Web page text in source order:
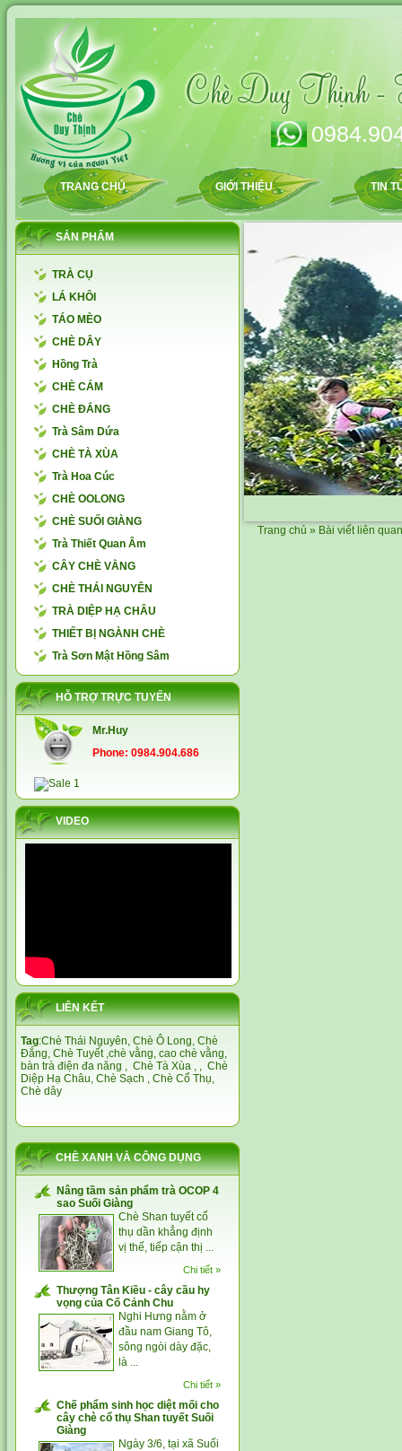
TRANG CHỦ GIỚI THIỆU TIN
SẢN PHẨM
TRÀ CỤ
LÁ KHÔI
TÁO MÈO
CHÈ DÂY
Hồng Trà
CHÈ CÁM
CHÈ ĐẮNG
Trà Sâm Dứa
CHÈ TÀ XÙA
Trà Hoa Cúc
CHÈ OOLONG
CHÈ SUỐI GIÀNG
Trà Thiết Quan Âm
CÂY CHÈ VẰNG
CHÈ THÁI NGUYÊN
TRÀ DIỆP HẠ CHÂU
THIẾT BỊ NGÀNH CHÈ
Trà Sơn Mật Hồng Sâm
HỖ TRỢ TRỰC TUYẾN
Mr.Huy
Phone: 0984.904.686
VIDEO
LIÊN KẾT
Tag:Chè Thái Nguyên, Chè Ô Long, Chè
Đắng, Chè Tuyết,chè vằng, cao chè vằng,
bàn trà điện đa năng , Chè Tà Xùa , , Chè
Diệp Hạ Châu, Chè Sạch , Chè Cổ Thụ,
Chè dây
CHÈ XANH VÀ CÔNG DỤNG
Nâng tầm sản phẩm trà OCOP 4
sao Suối Giàng
Chè Shan tuyết cổ
thụ dần khẳng định
vị thế, tiếp cận thị ...
Chi tiết »
Thượng Tân Kiều - cây cầu hy
vọng của Cố Cảnh Chu
Nghi Hưng nằm ở
đầu nam Giang Tô,
sông ngòi dày đặc,
là ...
Chi tiết »
Chế phẩm sinh học diệt mối cho
cây chè cổ thụ Shan tuyết Suối
Giàng
Ngày 3/6, tại xã Suối
Trang chủ » Bài viết liên quan